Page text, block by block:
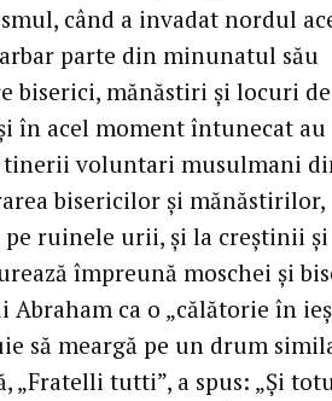
când a invadat nordul
parte din minunatul său
biserici, mănăstiri și locuri
în acel moment întunecat au
tinerii voluntari musulmani
bisericilor și mănăstirilor,
ruinele urii, și la creștinii și
împreună moschei și
ca o „călătorie în
să meargă pe un drum
„Fratelli tutti”, a spus: „Și